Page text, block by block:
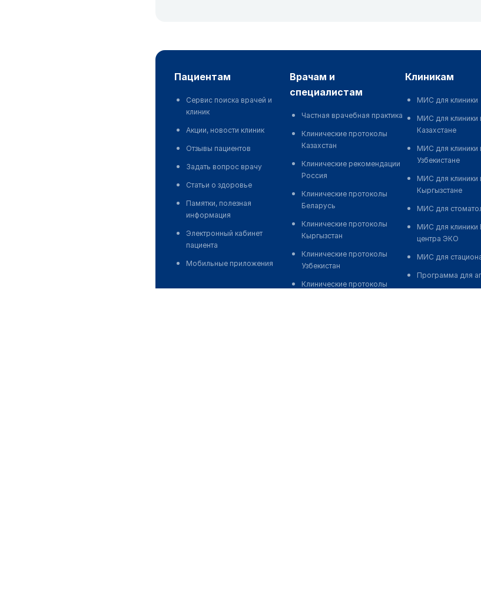
пациентам
Сервис поиска врачей и
клиник
Акции, новости клиник
Отзывы пациентов
Задать вопрос врачу
Статьи о здоровье
Памятки, полезная
информация
Электронный кабинет
пациента
Мобильные приложения
врачам и
специалистам
Частная врачебная практика
Клинические протоколы
Казахстан
Клинические рекомендации
Россия
Клинические протоколы
Беларусь
Клинические протоколы
Кыргызстан
Клинические протоколы
Узбекистан
Клинические протоколы
клиникам
МИС для клиники
МИС для клиники
Казахстане
МИС для клиники
Узбекистане
МИС для клиники
Кыргызстане
МИС для
МИС для клиники
центра ЭКО
МИС для
Программа для